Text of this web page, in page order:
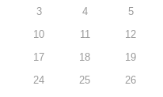
3 4 5
10 11 12
17 18 19
24 25 26